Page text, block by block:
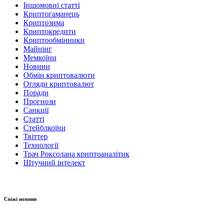
Іншомовні статті
Криптогаманець
Криптозима
Криптокредити
Криптообмінники
Майнінг
Мемкоїни
Новини
Обмін криптовалюти
Огляди криптовалют
Поради
Прогнози
Санкції
Статті
Стейблкоїни
Твіттер
Технології
Трач Роксолана криптоаналітик
Штучний інтелект
Свіжі новини